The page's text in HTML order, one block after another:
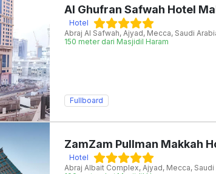
Al Ghufran Safwah Hotel
Hotel
Abraj Al Safwah, Ajyad, Mecca, Saudi
150 meter dari Masjidil Haram
Fullboard
ZamZam Pullman Makkah
Hotel
Abraj Albait Complex, Ajyad, Mecca, Saudi